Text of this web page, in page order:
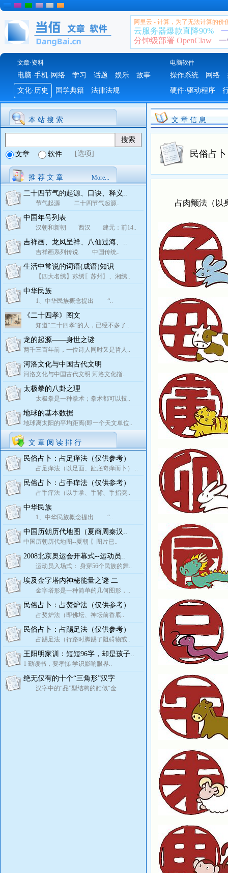
阿里云 - 计算，为了无法计算的价
云服务器爆款直降90%
分钟级部署 OpenClaw
文章·资料 电脑软件
电脑·手机·网络 学习 话题 娱乐
故事
文化·历史
国学典籍 法律法规
操作系统 网络
硬件·驱动程序
本 站 搜 索
文章 软件 [选项]
推 荐 文 章 More...
二十四节气的起源、口诀、释义..
节气起源 二十四节气起源..
中国年号列表
汉朝和新朝 西汉 建元：前14..
吉祥画、龙凤呈祥、八仙过海、..
吉祥画系列传说 中国传统..
生活中常说的词语(成语)知识
【四大名绣】苏绣〖苏州〗、湘绣..
中华民族
1、中华民族概念提出 “..
《二十四孝》图文
知道“二十四孝”的人，已经不多了..
龙的起源——身世之谜
两千三百年前，一位诗人同时又是哲人..
河洛文化与中国古代文明
河洛文化与中国古代文明 河洛文化指..
太极拳的八卦之理
太极拳是一种拳术；拳术都可以技..
地球的基本数据
地球离太阳的平均距离(即一个天文单位..
文 章 阅 读 排 行
民俗占卜：占足痒法（仅供参考）
占足痒法（以足面、趾底奇痒而卜） ..
民俗占卜：占手痒法（仅供参考）
占手痒法（以手掌、手背、手指突..
中华民族
1、中华民族概念提出 “..
中国历朝历代地图（夏商周秦汉..
中国历朝历代地图--夏朝 〖图片已..
2008北京奥运会开幕式--运动员..
运动员入场式： 身穿56个民族的舞..
埃及金字塔内神秘能量之谜 二
金字塔形是一种简单的几何图形，..
民俗占卜：占焚炉法（仅供参考）
占焚炉法（即佛坛、神坛前香底..
民俗占卜：占踢足法（仅供参考）
占踢足法（行路时脚踢了阻碍物或..
王阳明家训：短短96字，却是孩子..
1 勤读书，要孝悌 学识影响眼界..
绝无仅有的十个“三角形”汉字
汉字中的“品”型结构的酷似“金..
文 章 信 息
民俗占
占肉颤法（以身